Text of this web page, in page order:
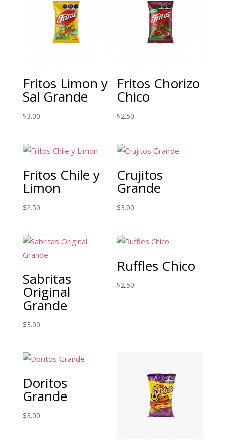
Fritos Limon y
Sal Grande
$3.00
Fritos Chorizo
Chico
$2.50
Fritos Chile y
Limon
$2.50
Crujitos
Grande
$3.00
Sabritas
Original
Grande
$3.00
Ruffles Chico
$2.50
Doritos
Grande
$3.00